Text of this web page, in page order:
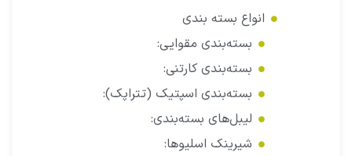
انواع بسته بندی
بسته‌بندی مقوایی:
بسته‌بندی کارتنی:
بسته‌بندی اسپتیک (تتراپک):
لیبل‌های بسته‌بندی:
شیرینک اسلیو‌ها: